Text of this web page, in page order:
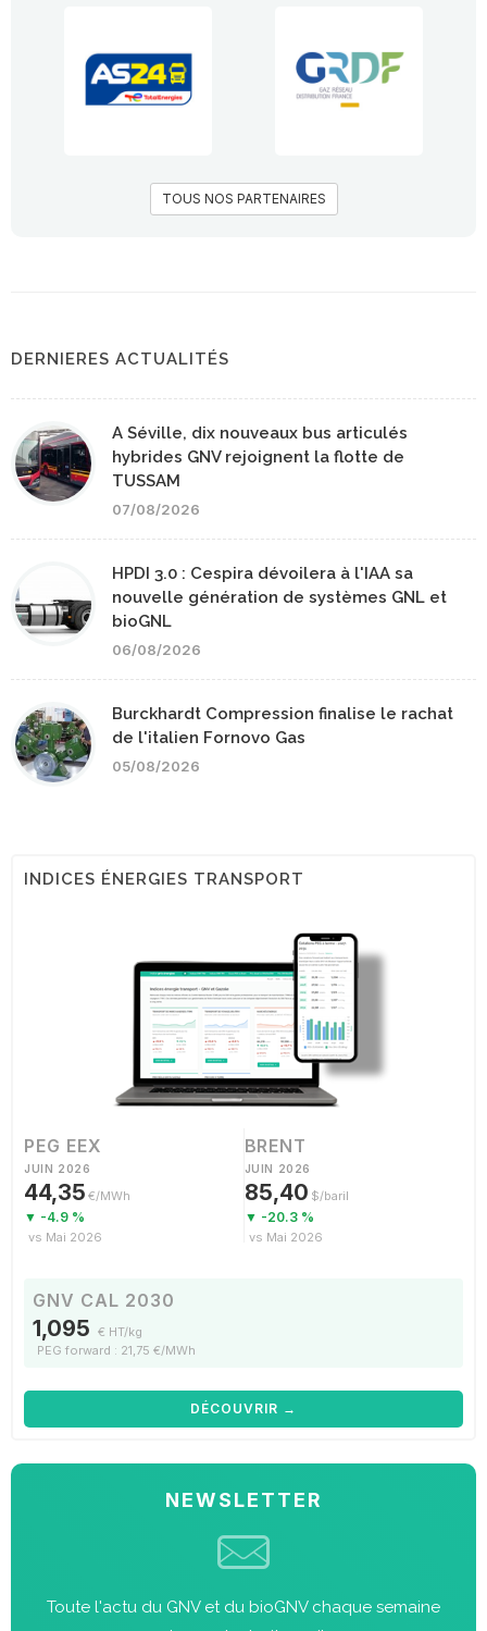
TOUS NOS PARTENAIRES
DERNIERES ACTUALITÉS
A Séville, dix nouveaux bus articulés
hybrides GNV rejoignent la flotte de
TUSSAM
07/08/2026
HPDI 3.0 : Cespira dévoilera à l'IAA sa
nouvelle génération de systèmes GNL et
bioGNL
06/08/2026
Burckhardt Compression finalise le rachat
de l'italien Fornovo Gas
05/08/2026
INDICES ÉNERGIES TRANSPORT
PEG EEX
JUIN 2026
44,35 €/MWh
▼ -4.9 %
vs Mai 2026
BRENT
JUIN 2026
85,40 $/baril
▼ -20.3 %
vs Mai 2026
GNV CAL 2030
1,095 € HT/kg
PEG forward : 21,75 €/MWh
DÉCOUVRIR →
NEWSLETTER
Toute l'actu du GNV et du bioGNV chaque semaine